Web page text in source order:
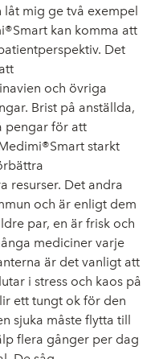
mig ge två exempel
kan komma att
Det
och övriga
Brist på anställda,
pengar för att
starkt
resurser. Det andra
och är enligt dem
par, en är frisk och
mediciner varje
är det vanligt att
i stress och kaos på
ett tungt ok för den
sjuka måste flytta till
flera gånger per dag